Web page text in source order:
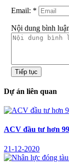
Email: *
Nội dung bình
Tiếp tục
Dự án liên quan
ACV đầu tư hơn
21-12-2020